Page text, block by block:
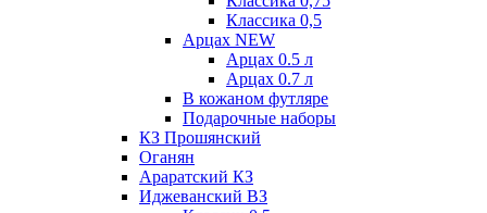
Классика 0,5
Арцах NEW
Арцах 0.5 л
Арцах 0.7 л
В кожаном футляре
Подарочные наборы
КЗ Прошянский
Оганян
Араратский КЗ
Иджеванский ВЗ